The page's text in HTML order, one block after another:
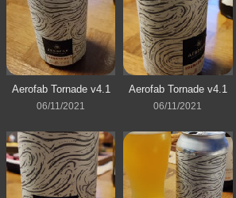
Aerofab Tornade v4.1
06/11/2021
Aerofab Tornade v4.1
06/11/2021